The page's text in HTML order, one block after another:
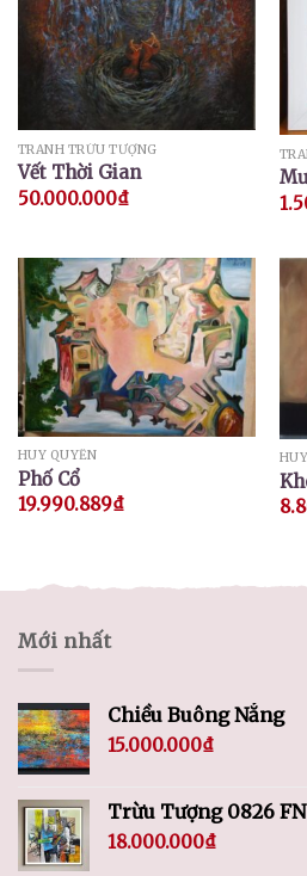
TRANH TRỪU TƯỢNG
Vết Thời Gian
50.000.000₫
HUY QUYỂN
Phố Cổ
19.990.889₫
Mới nhất
Chiều Buông Nắng
15.000.000₫
Trừu Tượng 0826 FN
18.000.000₫